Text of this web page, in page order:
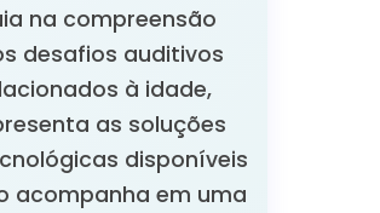
na compreensão
desafios auditivos
à idade,
as soluções
disponíveis
acompanha em uma